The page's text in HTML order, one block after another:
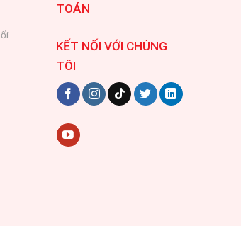
TOÁN
KẾT NỐI VỚI CHÚNG
TÔI